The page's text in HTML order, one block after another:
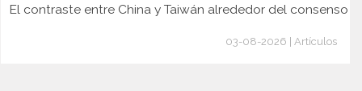
El contraste entre China y Taiwán alrededor del consenso
03-08-2026 | Artículos